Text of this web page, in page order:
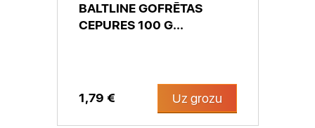
BALTLINE GOFRĒTAS
CEPURES 100 G...
1,79 € Uz grozu